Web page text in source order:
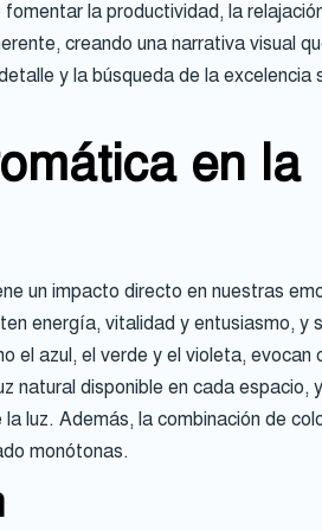
la productividad, la
creando una narrativa visual
y la búsqueda de la excelencia
en la
un impacto directo en nuestras
energía, vitalidad y entusiasmo, y
el azul, el verde y el violeta, evocan
disponible en cada espacio,
luz. Además, la combinación de
monótonas.